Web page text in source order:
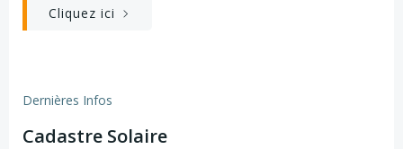
Cliquez ici
Dernières Infos
Cadastre Solaire